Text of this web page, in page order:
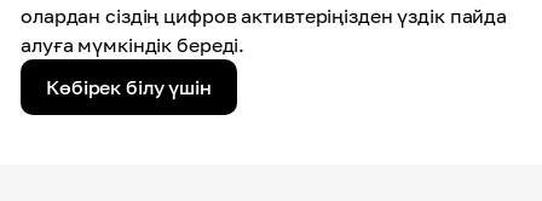
олардан сіздің цифров активтеріңізден үздік пайда
алуға мүмкіндік береді.
Көбірек білу үшін